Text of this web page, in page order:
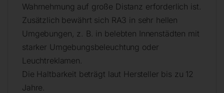
Wahrnehmung auf große Distanz erforderlich ist.
Zusätzlich bewährt sich RA3 in sehr hellen
Umgebungen, z. B. in belebten Innenstädten mit
starker Umgebungsbeleuchtung oder
Leuchtreklamen.
Die Haltbarkeit beträgt laut Hersteller bis zu 12
Jahre.